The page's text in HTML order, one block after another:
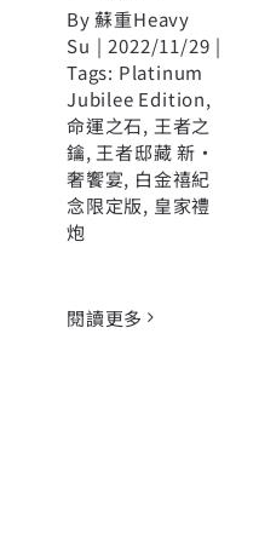
By蘇重Heavy
Su | 2022/11/29 |
Tags: Platinum
Jubilee Edition,
命運之石, 王者之
鑰, 王者邸藏 新·
奢饗宴, 白金禧紀
念限定版, 皇家禮
炮
閱讀更多